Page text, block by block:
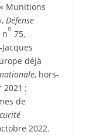
Munitions
Défense
n
o
75,
déjà
, hors-
2021 ;
de
2022.